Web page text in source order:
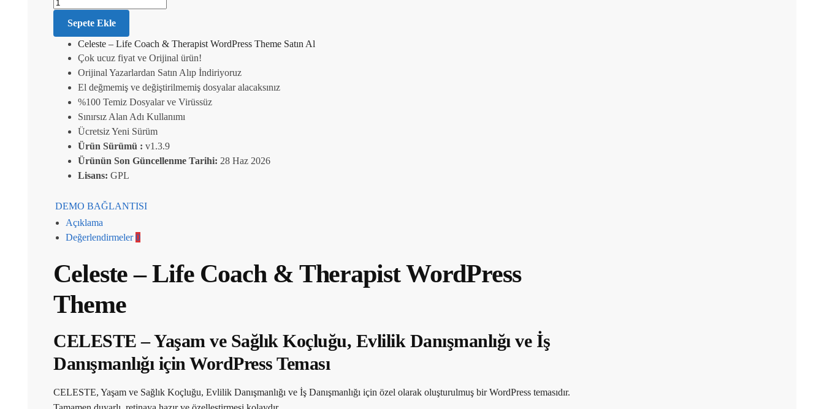
Sepete Ekle
Celeste – Life Coach & Therapist WordPress Theme Satın Al
Çok ucuz fiyat ve Orijinal ürün!
Orijinal Yazarlardan Satın Alıp İndiriyoruz
El değmemiş ve değiştirilmemiş dosyalar alacaksınız
%100 Temiz Dosyalar ve Virüssüz
Sınırsız Alan Adı Kullanımı
Ücretsiz Yeni Sürüm
Ürün Sürümü : v1.3.9
Ürünün Son Güncellenme Tarihi: 28 Haz 2026
Lisans: GPL
DEMO BAĞLANTISI
Açıklama
Değerlendirmeler0
Celeste – Life Coach & Therapist WordPress
Theme
CELESTE – Yaşam ve Sağlık Koçluğu, Evlilik Danışmanlığı ve İş
Danışmanlığı için WordPress Teması
CELESTE, Yaşam ve Sağlık Koçluğu, Evlilik Danışmanlığı ve İş Danışmanlığı için özel olarak oluşturulmuş bir WordPress temasıdır.